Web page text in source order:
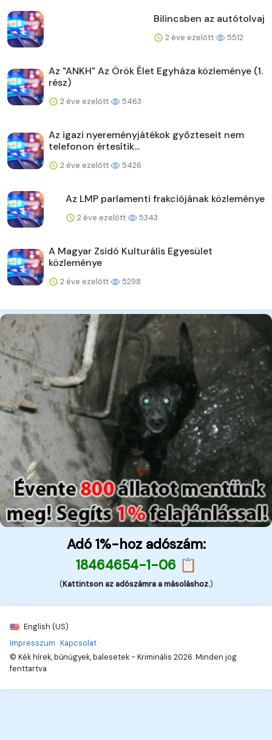
Bilincsben az autótolvaj
2 éve ezelőtt 5512
Az "ANKH" Az Örök Élet Egyháza közleménye (1.
rész)
2 éve ezelőtt 5463
Az igazi nyereményjátékok győzteseit nem
telefonon értesítik...
2 éve ezelőtt 5426
Az LMP parlamenti frakciójának közleménye
2 éve ezelőtt 5343
A Magyar Zsidó Kulturális Egyesület
közleménye
2 éve ezelőtt 5298
Adó 1%-hoz adószám:
18464654-1-06 📋
(Kattintson az adószámra a másoláshoz.)
English (US)
Impresszum ·Kapcsolat ·
© Kék hírek, bűnügyek, balesetek - Kriminális 2026. Minden jog
fenttartva